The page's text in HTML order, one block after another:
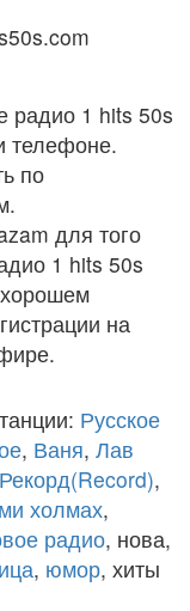
радио 1 hits 50s
телефоне.
по
для того
1 hits 50s
на
Русское
, Ваня, Лав
Рекорд(Record),
холмах,
радио, нова,
, юмор, хиты